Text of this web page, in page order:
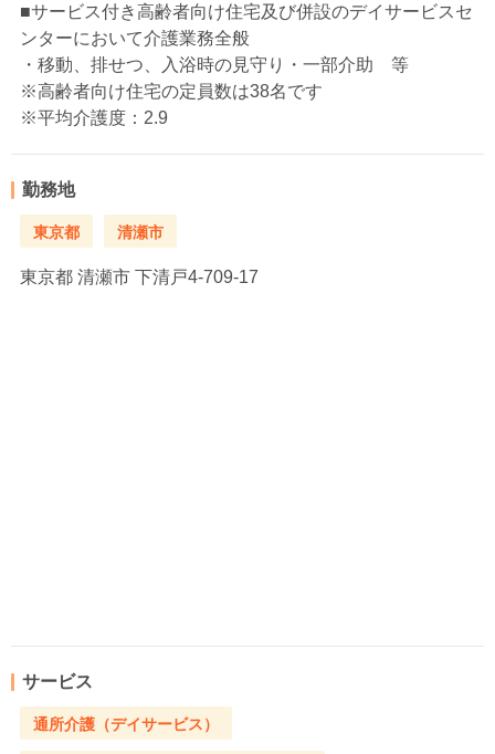
■サービス付き高齢者向け住宅及び併設のデイサービスセ
ンターにおいて介護業務全般
・移動、排せつ、入浴時の見守り・一部介助 等
※高齢者向け住宅の定員数は38名です
※平均介護度：2.9
勤務地
東京都 清瀬市
東京都 清瀬市 下清戸4-709-17
サービス
通所介護（デイサービス）